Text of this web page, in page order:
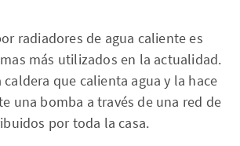
radiadores de agua caliente es
más utilizados en la actualidad.
caldera que calienta agua y la hace
una bomba a través de una red de
por toda la casa.